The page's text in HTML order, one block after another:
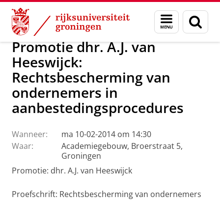
Skip
Content
Skip
Navigation
Menu
en
zoeken
Over ons Actueel Nieuws
Promotie dhr. A.J. van
Heeswijck:
Rechtsbescherming van
ondernemers in
aanbestedingsprocedures
Wanneer:
ma 10-02-2014 om 14:30
Waar:
Academiegebouw, Broerstraat 5,
Groningen
Promotie: dhr. A.J. van Heeswijck
Proefschrift: Rechtsbescherming van ondernemers